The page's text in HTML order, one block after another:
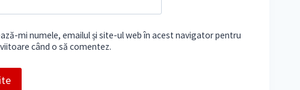
mi numele, emailul și site-ul web în acest navigator pentru
când o să comentez.